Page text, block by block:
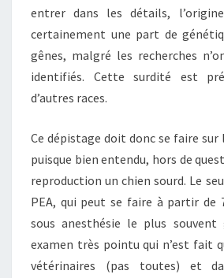
entrer dans les détails,
certainement une part de
gênes, malgré les recherches
identifiés. Cette surdité est
d’autres races.
Ce dépistage doit donc se faire
puisque bien entendu, hors de
reproduction un chien sourd. Le
PEA, qui peut se faire à partir de
sous anesthésie le plus souvent
examen très pointu qui n’est fait
vétérinaires (pas toutes) et